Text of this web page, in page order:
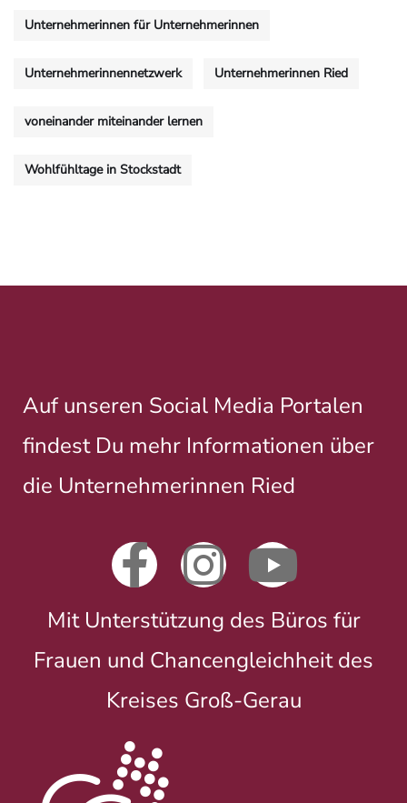
Unternehmerinnen für Unternehmerinnen
Unternehmerinnennetzwerk Unternehmerinnen Ried
voneinander miteinander lernen
Wohlfühltage in Stockstadt
Auf unseren Social Media Portalen
findest Du mehr Informationen über
die Unternehmerinnen Ried
Mit Unterstützung des Büros für
Frauen und Chancengleichheit des
Kreises Groß-Gerau